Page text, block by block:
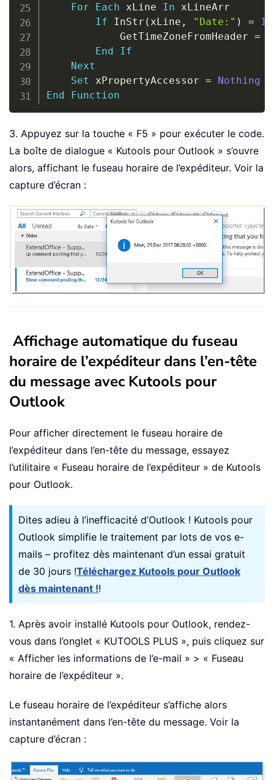
For
Each xLine In xLineArr
If InStr ( xLine , "Date:" ) = 1
            GetTimeZoneFromHeader
=
End
If
Next
Set xPropertyAccessor =
Nothing
End
Function
3. Appuyez sur la touche « F5 » pour exécuter le code.
La boîte de dialogue « Kutools pour Outlook » s’ouvre
alors, affichant le fuseau horaire de l’expéditeur. Voir la
capture d’écran :
Affichage automatique du fuseau
horaire de l’expéditeur dans l’en-tête
du message avec Kutools pour
Outlook
Pour afficher directement le fuseau horaire de
l’expéditeur dans l’en-tête du message, essayez
l’utilitaire « Fuseau horaire de l’expéditeur » de Kutools
pour Outlook.
Dites adieu à l’inefficacité d’Outlook ! Kutools pour
Outlook simplifie le traitement par lots de vos e-
mails – profitez dès maintenant d’un essai gratuit
de 30 jours !Téléchargez Kutools pour Outlook
dès maintenant !!
1. Après avoir installé Kutools pour Outlook, rendez-
vous dans l’onglet « KUTOOLS PLUS », puis cliquez sur
« Afficher les informations de l’e-mail » > « Fuseau
horaire de l’expéditeur ».
Le fuseau horaire de l’expéditeur s’affiche alors
instantanément dans l’en-tête du message. Voir la
capture d’écran :